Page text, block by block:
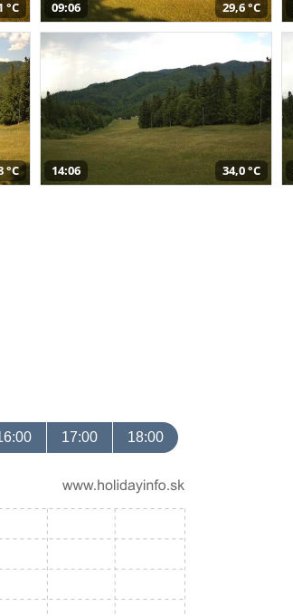
°C 09:06 29,6 °C
°C 14:06 34,0 °C
17:00 18:00